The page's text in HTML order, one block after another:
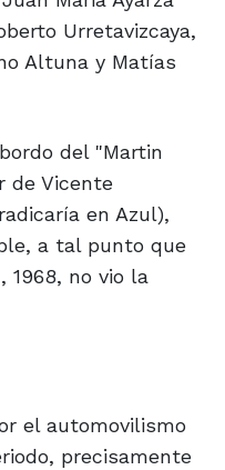
Urretavizcaya,
Altuna y Matías
del "Martin
de Vicente
en Azul),
a tal punto que
1968, no vio la
el automovilismo
precisamente